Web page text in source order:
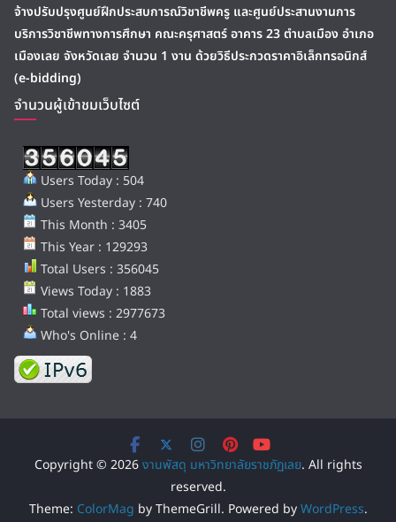
จ้างปรับปรุงศูนย์ฝึกประสบการณ์วิชาชีพครู และศูนย์ประสานงานการ
บริการวิชาชีพทางการศึกษา คณะครุศาสตร์ อาคาร 23 ตำบลเมือง อำเภอ
เมืองเลย จังหวัดเลย จำนวน 1 งาน ด้วยวิธีประกวดราคาอิเล็กทรอนิกส์
(e-bidding)
จำนวนผู้เข้าชมเว็บไซต์
Users Today : 504
Users Yesterday : 740
This Month : 3405
This Year : 129293
Total Users : 356045
Views Today : 1883
Total views : 2977673
Who's Online : 4
Copyright © 2026งานพัสดุ มหาวิทยาลัยราชภัฏเลย. All rights
reserved.
Theme: ColorMag by ThemeGrill. Powered byWordPress.